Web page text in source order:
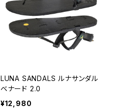
LUNA SANDALS ルナサンダル
ベナード 2.0
¥12,980